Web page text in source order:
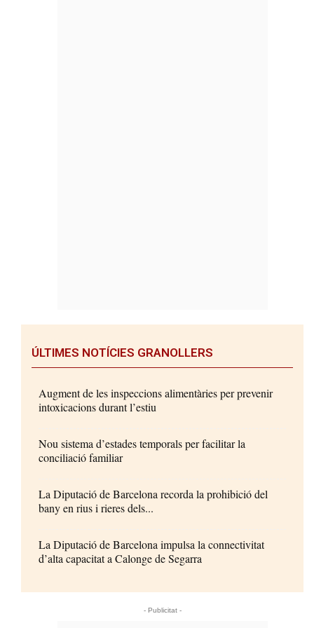
ÚLTIMES NOTÍCIES GRANOLLERS
Augment de les inspeccions alimentàries per prevenir
intoxicacions durant l’estiu
Nou sistema d’estades temporals per facilitar la
conciliació familiar
La Diputació de Barcelona recorda la prohibició del
bany en rius i rieres dels...
La Diputació de Barcelona impulsa la connectivitat
d’alta capacitat a Calonge de Segarra
- Publicitat -